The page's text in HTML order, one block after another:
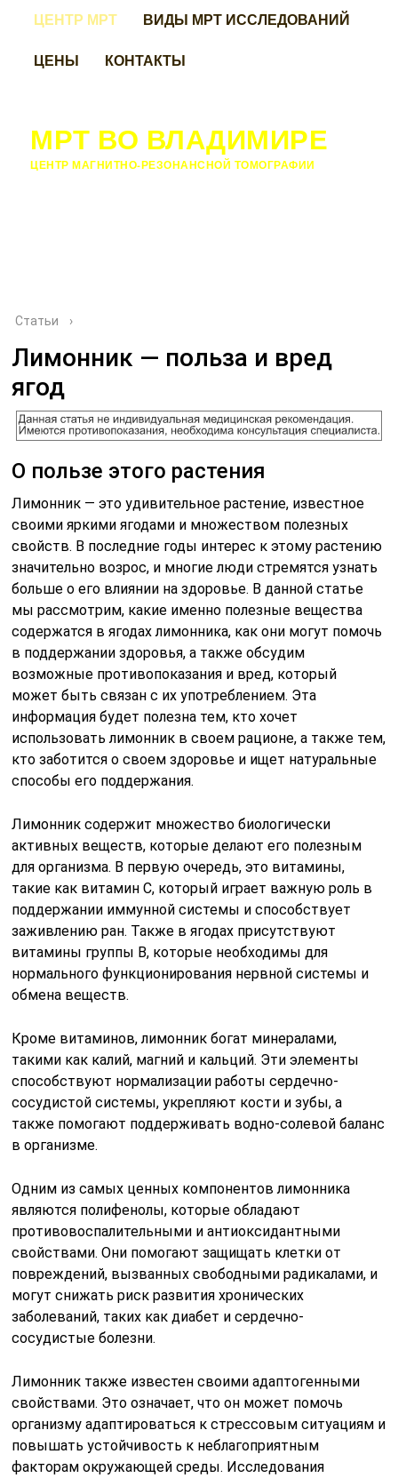
ЦЕНТР МРТ
ВИДЫ МРТ ИССЛЕДОВАНИЙ
ЦЕНЫ
КОНТАКТЫ
МРТ ВО ВЛАДИМИРЕ
ЦЕНТР МАГНИТНО-РЕЗОНАНСНОЙ ТОМОГРАФИИ
Статьи ›
Лимонник — польза и вред
ягод
О пользе этого растения
Лимонник — это удивительное растение, известное
своими яркими ягодами и множеством полезных
свойств. В последние годы интерес к этому растению
значительно возрос, и многие люди стремятся узнать
больше о его влиянии на здоровье. В данной статье
мы рассмотрим, какие именно полезные вещества
содержатся в ягодах лимонника, как они могут помочь
в поддержании здоровья, а также обсудим
возможные противопоказания и вред, который
может быть связан с их употреблением. Эта
информация будет полезна тем, кто хочет
использовать лимонник в своем рационе, а также тем,
кто заботится о своем здоровье и ищет натуральные
способы его поддержания.
Лимонник содержит множество биологически
активных веществ, которые делают его полезным
для организма. В первую очередь, это витамины,
такие как витамин C, который играет важную роль в
поддержании иммунной системы и способствует
заживлению ран. Также в ягодах присутствуют
витамины группы B, которые необходимы для
нормального функционирования нервной системы и
обмена веществ.
Кроме витаминов, лимонник богат минералами,
такими как калий, магний и кальций. Эти элементы
способствуют нормализации работы сердечно-
сосудистой системы, укрепляют кости и зубы, а
также помогают поддерживать водно-солевой баланс
в организме.
Одним из самых ценных компонентов лимонника
являются полифенолы, которые обладают
противовоспалительными и антиоксидантными
свойствами. Они помогают защищать клетки от
повреждений, вызванных свободными радикалами, и
могут снижать риск развития хронических
заболеваний, таких как диабет и сердечно-
сосудистые болезни.
Лимонник также известен своими адаптогенными
свойствами. Это означает, что он может помочь
организму адаптироваться к стрессовым ситуациям и
повышать устойчивость к неблагоприятным
факторам окружающей среды. Исследования